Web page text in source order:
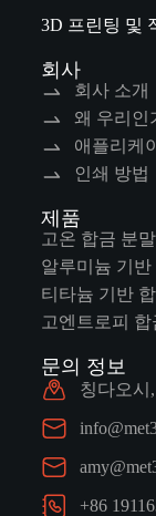
3D 프린팅 및
회사
회사 소개
왜 우리인
애플리케
인쇄 방법
제품
고온 합금 분말
알루미늄 기
티타늄 기반
고엔트로피
문의 정보
칭다오시
+86